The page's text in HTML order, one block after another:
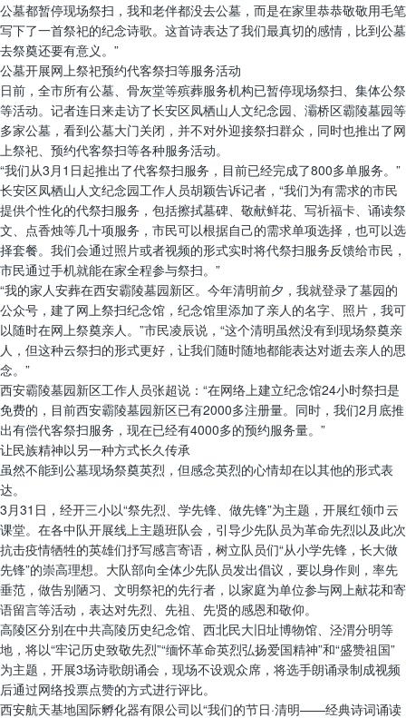
公墓都暂停现场祭扫，我和老伴都没去公墓，而是在家里恭恭敬敬用毛笔
写下了一首祭祀的纪念诗歌。这首诗表达了我们最真切的感情，比到公墓
去祭奠还要有意义。”
公墓开展网上祭祀预约代客祭扫等服务活动
日前，全市所有公墓、骨灰堂等殡葬服务机构已暂停现场祭扫、集体公祭
等活动。记者连日来走访了长安区凤栖山人文纪念园、灞桥区霸陵墓园等
多家公墓，看到公墓大门关闭，并不对外迎接祭扫群众，同时也推出了网
上祭祀、预约代客祭扫等各种服务活动。
“我们从3月1日起推出了代客祭扫服务，目前已经完成了800多单服务。”
长安区凤栖山人文纪念园工作人员胡颖告诉记者，“我们为有需求的市民
提供个性化的代祭扫服务，包括擦拭墓碑、敬献鲜花、写祈福卡、诵读祭
文、点香烛等几十项服务，市民可以根据自己的需求单项选择，也可以选
择套餐。我们会通过照片或者视频的形式实时将代祭扫服务反馈给市民，
市民通过手机就能在家全程参与祭扫。”
“我的家人安葬在西安霸陵墓园新区。今年清明前夕，我就登录了墓园的
公众号，建了网上祭扫纪念馆，纪念馆里添加了亲人的名字、照片，我可
以随时在网上祭奠亲人。”市民凌辰说，“这个清明虽然没有到现场祭奠亲
人，但这种云祭扫的形式更好，让我们随时随地都能表达对逝去亲人的思
念。”
西安霸陵墓园新区工作人员张超说：“在网络上建立纪念馆24小时祭扫是
免费的，目前西安霸陵墓园新区已有2000多注册量。同时，我们2月底推
出有偿代客祭扫服务，现在已经有4000多的预约服务量。”
让民族精神以另一种方式长久传承
虽然不能到公墓现场祭奠英烈，但感念英烈的心情却在以其他的形式表
达。
3月31日，经开三小以“祭先烈、学先锋、做先锋”为主题，开展红领巾云
课堂。在各中队开展线上主题班队会，引导少先队员为革命先烈以及此次
抗击疫情牺牲的英雄们抒写感言寄语，树立队员们“从小学先锋，长大做
先锋”的崇高理想。大队部向全体少先队员发出倡议，要以身作则，率先
垂范，做告别陋习、文明祭祀的先行者，以家庭为单位参与网上献花和寄
语留言等活动，表达对先烈、先祖、先贤的感恩和敬仰。
高陵区分别在中共高陵历史纪念馆、西北民大旧址博物馆、泾渭分明等
地，将以“牢记历史致敬先烈”“缅怀革命英烈弘扬爱国精神”和“盛赞祖国”
为主题，开展3场诗歌朗诵会，现场不设观众席，将选手朗诵录制成视频
后通过网络投票点赞的方式进行评比。
西安航天基地国际孵化器有限公司以“我们的节日·清明——经典诗词诵读